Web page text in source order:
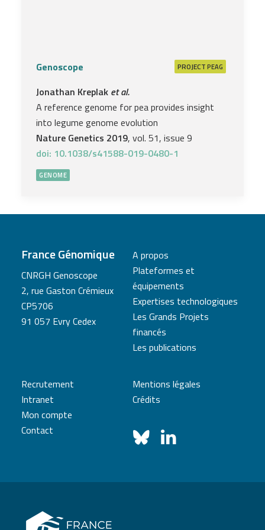
Genoscope PROJECTPEAG
Jonathan Kreplak et al.
A reference genome for pea provides insight
into legume genome evolution
Nature Genetics 2019, vol. 51, issue 9
doi: 10.1038/s41588-019-0480-1
GENOME
France Génomique
CNRGH Genoscope
2, rue Gaston Crémieux
CP5706
91 057 Evry Cedex
A propos
Plateformes et
équipements
Expertises technologiques
Les Grands Projets
financés
Les publications
Recrutement
Intranet
Mon compte
Contact
Mentions légales
Crédits